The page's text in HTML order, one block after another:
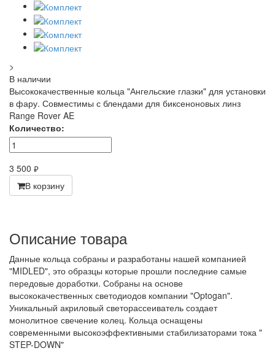
>
В наличии
Высококачественные кольца "Ангельские глазки" для установки
в фару. Совместимы с блендами для биксеноновых линз
Range Rover AE
Количество:
3 500 руб.
В корзину
Описание товара
Данные кольца собраны и разработаны нашей компанией
"MIDLED", это образцы которые прошли последние самые
передовые доработки. Собраны на основе
высококачественных светодиодов компании "Optogan".
Уникальный акриловый светорассеиватель создает
монолитное свечение колец. Кольца оснащены
современными высокоэффективными стабилизаторами тока "
STEP-DOWN"